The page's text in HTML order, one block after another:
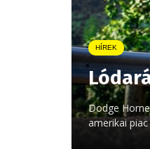
HÍREK
Dodge
amerikai